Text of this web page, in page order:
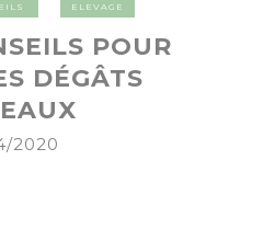
ELEVAGE
POUR
DÉGÂTS
2020